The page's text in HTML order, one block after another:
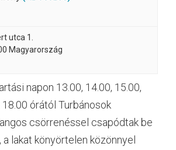
utca 1.
Magyarország
napon 13.00, 14.00, 15.00,
18.00 órától Turbánosok
csörrenéssel csapódtak be
a lakat könyörtelen közönnyel